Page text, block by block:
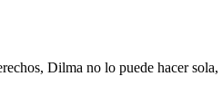
Dilma no lo puede hacer